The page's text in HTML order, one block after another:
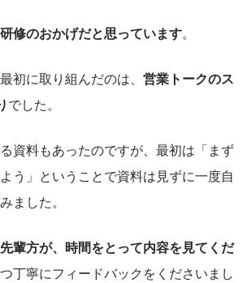
修のおかげだと思っています。
初に取り組んだのは、 営業トークのス
でした。
資料もあったのですが、最初は「まず
う」ということで資料は見ずに一度自
ました。
輩方が、時間をとって内容を見てくだ
丁寧にフィードバックをくださいまし